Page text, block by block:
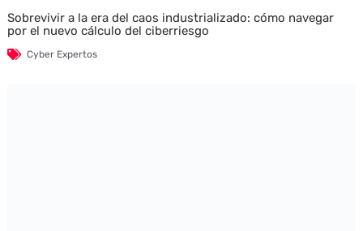
Sobrevivir a la era del caos industrializado: cómo navegar
por el nuevo cálculo del ciberriesgo
Cyber Expertos